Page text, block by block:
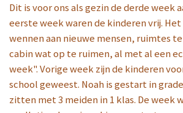
Dit is voor ons als gezin de derde week
eerste week waren de kinderen vrij.
wennen aan nieuwe mensen, ruimtes
cabin wat op te ruimen, al met al een
week". Vorige week zijn de kinderen
school geweest. Noah is gestart in
zitten met 3 meiden in 1 klas. De week